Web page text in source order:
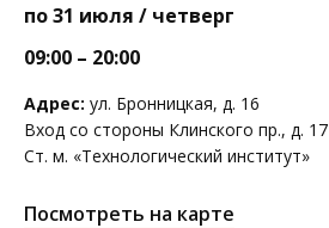
по 31 июля / четверг
09:00 – 20:00
Адрес: ул. Бронницкая, д. 16
Вход со стороны Клинского пр., д. 17
Ст. м. «Технологический институт»
Посмотреть на карте